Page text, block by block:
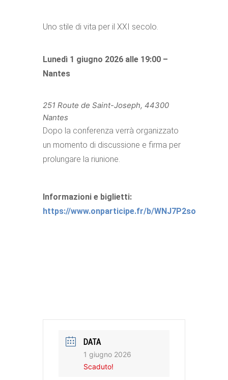
Uno stile di vita per il XXI secolo.
Lunedì 1 giugno 2026 alle 19:00 –
Nantes
251 Route de Saint-Joseph, 44300
Nantes
Dopo la conferenza verrà organizzato
un momento di discussione e firma per
prolungare la riunione.
Informazioni e biglietti:
https://www.onparticipe.fr/b/WNJ7P2so
DATA
1 giugno 2026
Scaduto!